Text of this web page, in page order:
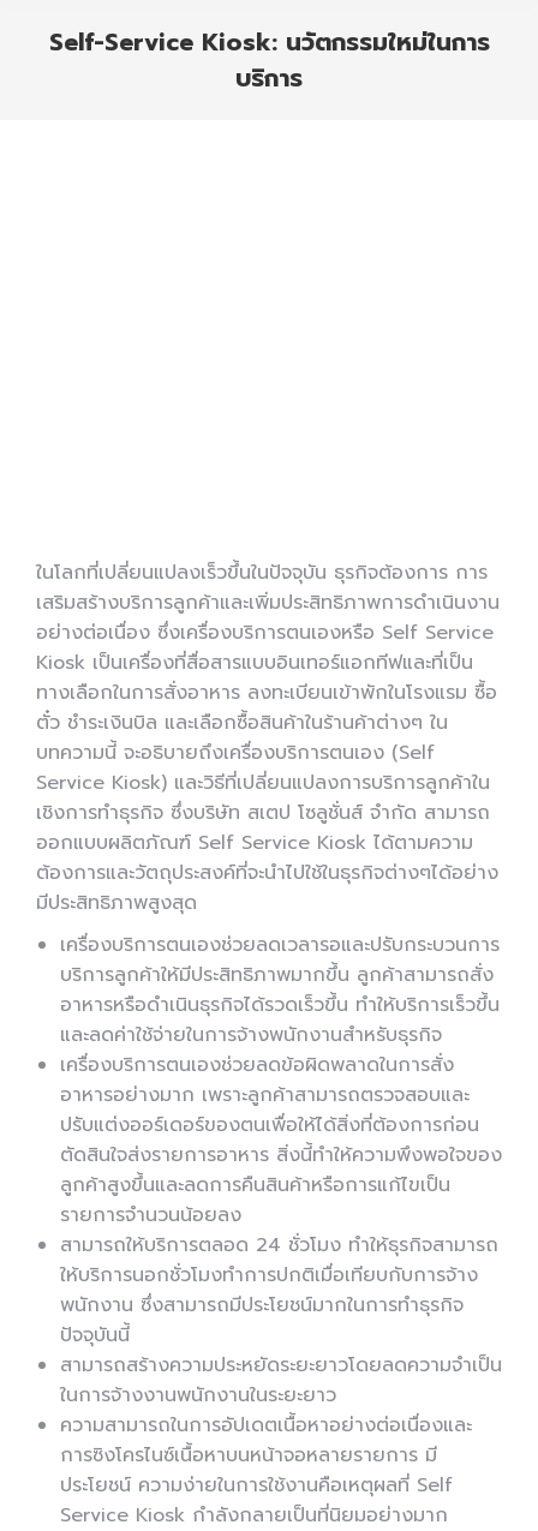
Self-Service Kiosk: นวัตกรรมใหม่ในการ
บริการ
ในโลกที่เปลี่ยนแปลงเร็วขึ้นในปัจจุบัน ธุรกิจต้องการ การ
เสริมสร้างบริการลูกค้าและเพิ่มประสิทธิภาพการดำเนินงาน
อย่างต่อเนื่อง ซึ่งเครื่องบริการตนเองหรือ Self Service
Kiosk เป็นเครื่องที่สื่อสารแบบอินเทอร์แอกทีฟและที่เป็น
ทางเลือกในการสั่งอาหาร ลงทะเบียนเข้าพักในโรงแรม ซื้อ
ตั๋ว ชำระเงินบิล และเลือกซื้อสินค้าในร้านค้าต่างๆ ใน
บทความนี้ จะอธิบายถึงเครื่องบริการตนเอง (Self
Service Kiosk) และวิธีที่เปลี่ยนแปลงการบริการลูกค้าใน
เชิงการทำธุรกิจ ซึ่งบริษัท สเตป โซลูชั่นส์ จำกัด สามารถ
ออกแบบผลิตภัณฑ์ Self Service Kiosk ได้ตามความ
ต้องการและวัตถุประสงค์ที่จะนำไปใช้ในธุรกิจต่างๆได้อย่าง
มีประสิทธิภาพสูงสุด
เครื่องบริการตนเองช่วยลดเวลารอและปรับกระบวนการ
บริการลูกค้าให้มีประสิทธิภาพมากขึ้น ลูกค้าสามารถสั่ง
อาหารหรือดำเนินธุรกิจได้รวดเร็วขึ้น ทำให้บริการเร็วขึ้น
และลดค่าใช้จ่ายในการจ้างพนักงานสำหรับธุรกิจ
เครื่องบริการตนเองช่วยลดข้อผิดพลาดในการสั่ง
อาหารอย่างมาก เพราะลูกค้าสามารถตรวจสอบและ
ปรับแต่งออร์เดอร์ของตนเพื่อให้ได้สิ่งที่ต้องการก่อน
ตัดสินใจส่งรายการอาหาร สิ่งนี้ทำให้ความพึงพอใจของ
ลูกค้าสูงขึ้นและลดการคืนสินค้าหรือการแก้ไขเป็น
รายการจำนวนน้อยลง
สามารถให้บริการตลอด 24 ชั่วโมง ทำให้ธุรกิจสามารถ
ให้บริการนอกชั่วโมงทำการปกติเมื่อเทียบกับการจ้าง
พนักงาน ซึ่งสามารถมีประโยชน์มากในการทำธุรกิจ
ปัจจุบันนี้
สามารถสร้างความประหยัดระยะยาวโดยลดความจำเป็น
ในการจ้างงานพนักงานในระยะยาว
ความสามารถในการอัปเดตเนื้อหาอย่างต่อเนื่องและ
การซิงโครไนซ์เนื้อหาบนหน้าจอหลายรายการ มี
ประโยชน์ ความง่ายในการใช้งานคือเหตุผลที่ Self
Service Kiosk กำลังกลายเป็นที่นิยมอย่างมาก